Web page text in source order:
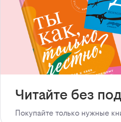
Читайте без
Покупайте только нужные